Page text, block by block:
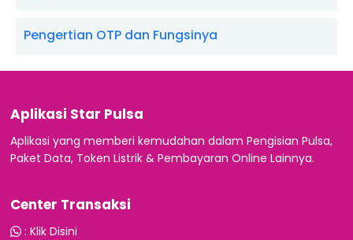
Pengertian OTP dan Fungsinya
Aplikasi Star Pulsa
Aplikasi yang memberi kemudahan dalam Pengisian Pulsa,
Paket Data, Token Listrik & Pembayaran Online Lainnya.
Center Transaksi
: Klik Disini